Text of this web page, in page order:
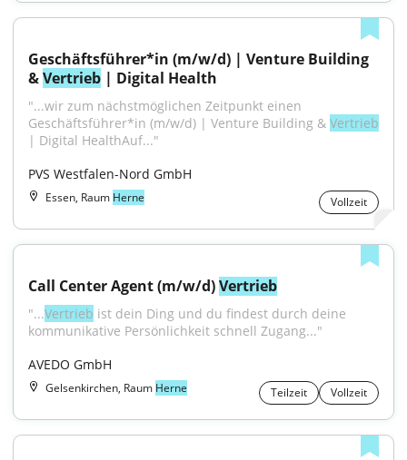
Geschäftsführer*in (m/w/d) | Venture Building
& Vertrieb | Digital Health
"...wir zum nächstmöglichen Zeitpunkt einen
Geschäftsführer*in (m/w/d) | Venture Building & Vertrieb
| Digital HealthAuf..."
PVS Westfalen-Nord GmbH
Essen, Raum Herne Vollzeit
Call Center Agent (m/w/d) Vertrieb
"...Vertrieb ist dein Ding und du findest durch deine
kommunikative Persönlichkeit schnell Zugang..."
AVEDO GmbH
Gelsenkirchen, Raum Herne Teilzeit Vollzeit